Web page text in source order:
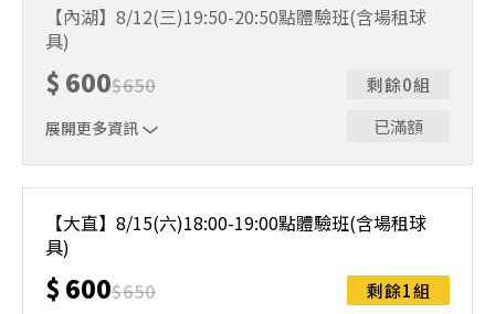
制。歡迎邀請親友一同報名參加，享受團體運動樂趣！ 如
人數未達開班門檻，或因天候不佳無法如期舉行，POA將視
情況安排延期或併班處理。 ⚠️ 報名完成後，如因天候因素
無法上課，僅提供課程延期選項，恕不退費，請參閱【報名
與課程異動規則】。報名後視為您已同意上述規則。
【內湖】8/12(三)19:50-20:50點體驗班(含場租球
具)
$ 600$650
展開更多資訊
剩餘0組
已滿額
制。歡迎邀請親友一同報名參加，享受團體運動樂趣！ 如
人數未達開班門檻，或因天候不佳無法如期舉行，POA將視
情況安排延期或併班處理。 ⚠️ 報名完成後，如因天候因素
無法上課，僅提供課程延期選項，恕不退費，請參閱【報名
與課程異動規則】。報名後視為您已同意上述規則。
【大直】8/15(六)18:00-19:00點體驗班(含場租球
具)
$ 600$650
剩餘1組